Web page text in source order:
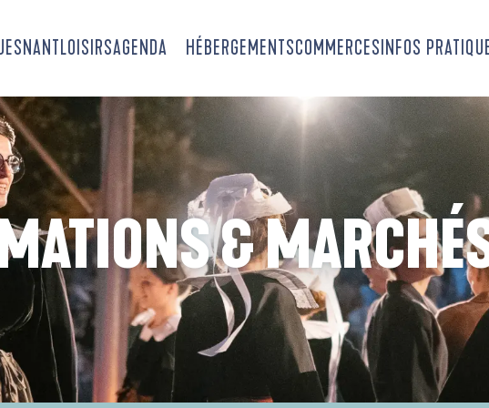
LOISIRSAGENDA HÉBERGEMENTSCOMMERCES INFOS
&